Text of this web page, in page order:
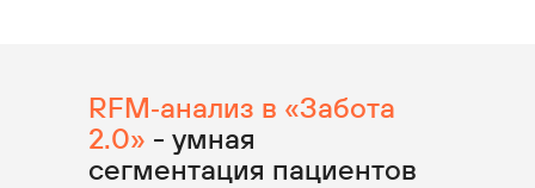
RFM‑анализ в «Забота
2.0» - умная
сегментация пациентов